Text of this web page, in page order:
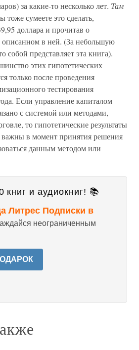
за какие-то несколько лет. Там
тоже сумеете это сделать,
доллара и прочитав о
описанном в ней. (За небольшую
собой представляет эта книга).
этих гипотетических
только после проведения
тестирования
Если управление капиталом
с системой или методами,
то гипотетические результаты
важны в момент принятия решения
данным методом или
книг и аудиокниг! 📚
Литрес Подписки в
неограниченным